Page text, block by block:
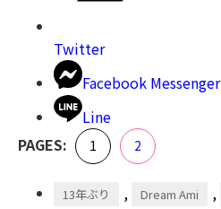
Twitter
Facebook Messenger
Line
PAGES:
Page
1 Page
2
13年ぶり , Dream Ami ,